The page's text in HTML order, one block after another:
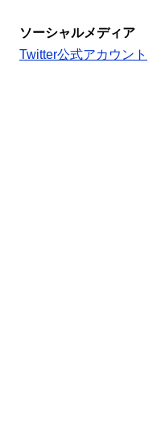
ソーシャルメディア
Twitter公式アカウント